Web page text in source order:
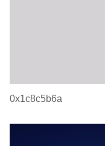
0x1c8c5b6a